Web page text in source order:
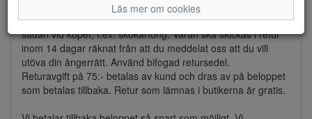
Varan skall skickas i sin originalförpackning om du fått med
sådan vid köpet, t.ex. skokartong. Varan ska skickas i retur
inom 14 dagar räknat från att du meddelat oss att du vill
utöva din ångerrätt. Använd bifogad retursedel.
Returavgift på 75:- betalas av kund och dras av på beloppet
som betalas tillbaka. Retur som lämnas i butikerna är gratis.
Läs mer om cookies